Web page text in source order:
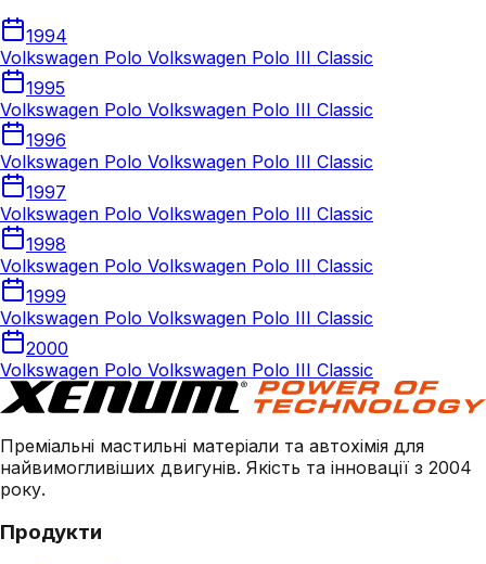
1994
Volkswagen Polo Volkswagen Polo III Classic
1995
Volkswagen Polo Volkswagen Polo III Classic
1996
Volkswagen Polo Volkswagen Polo III Classic
1997
Volkswagen Polo Volkswagen Polo III Classic
1998
Volkswagen Polo Volkswagen Polo III Classic
1999
Volkswagen Polo Volkswagen Polo III Classic
2000
Volkswagen Polo Volkswagen Polo III Classic
Преміальні мастильні матеріали та автохімія для
найвимогливіших двигунів. Якість та інновації з 2004
року.
Продукти